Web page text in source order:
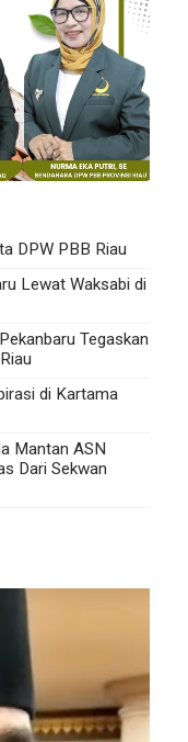
DPW PBB Riau
Lewat Waksabi di
Tegaskan
di Kartama
Mantan ASN
Dari Sekwan